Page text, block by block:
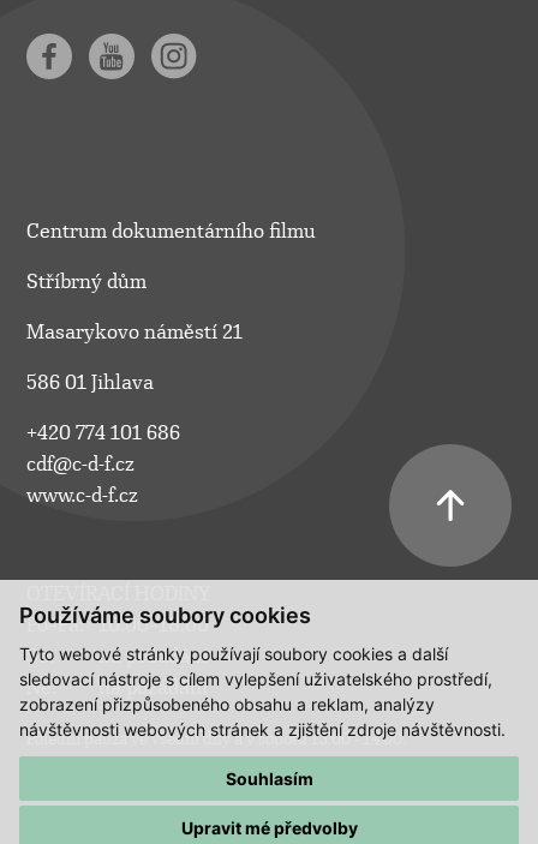
Používáme soubory cookies
Tyto webové stránky používají soubory cookies a další
sledovací nástroje s cílem vylepšení uživatelského prostředí,
zobrazení přizpůsobeného obsahu a reklam, analýzy
návštěvnosti webových stránek a zjištění zdroje návštěvnosti.
Souhlasím
Upravit mé předvolby
Centrum dokumentárního filmu
Stříbrný dům
Masarykovo náměstí 21
586 01 Jihlava
+420 774 101 686
cdf@c-d-f.cz
www.c-d-f.cz
Po–Pá:
10.00–18.00
So:
na požádání
Ne:
na požádání
Polední pauza ve všední dny a v sobotu 13:00 - 14:00.